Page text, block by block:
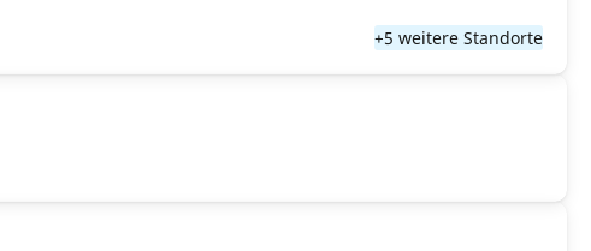
+5 weitere Standorte